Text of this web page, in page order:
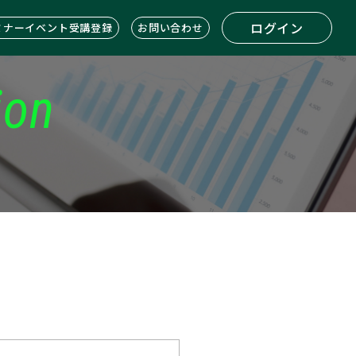
ナーイベント受講登録 お問い合わせ ログイン